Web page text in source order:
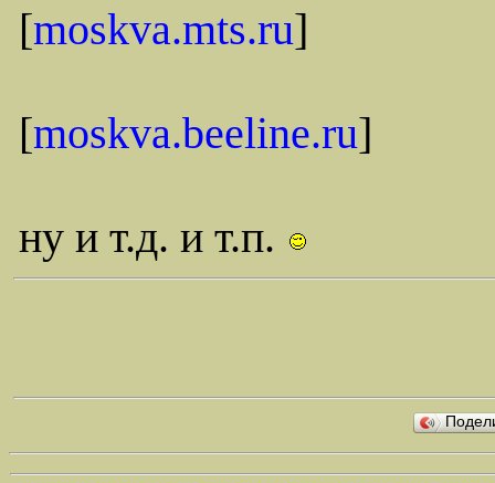
[moskva.mts.ru]
[moskva.beeline.ru]
ну и т.д. и т.п.